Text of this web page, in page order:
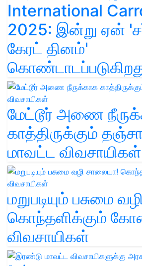
International
2025: இன்று ஏன்
கேரட் தினம்'
மேட்டூர் அணை
காத்திருக்கும்
மாவட்ட விவசாயிகள்
மறுபடியும் பசுமை
கொந்தளிக்கும்
விவசாயிகள்